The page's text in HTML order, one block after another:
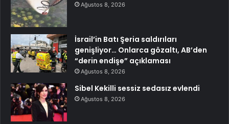
Ağustos 8, 2026
İsrail’in Batı Şeria saldırıları
genişliyor… Onlarca gözaltı, AB’den
“derin endişe” açıklaması
Ağustos 8, 2026
Sibel Kekilli sessiz sedasız evlendi
Ağustos 8, 2026